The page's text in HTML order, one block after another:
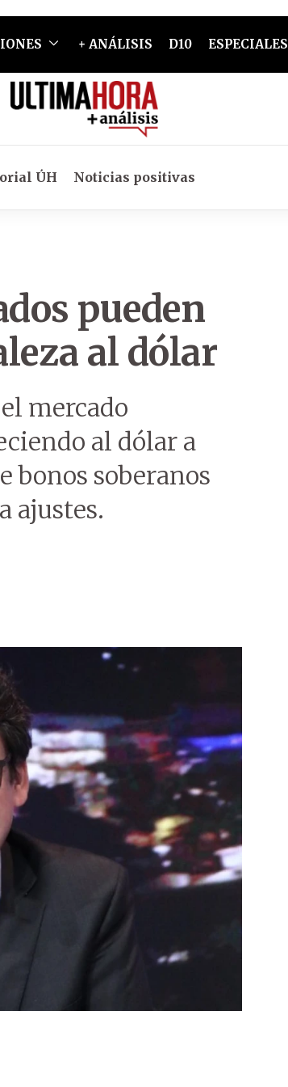
+ ANÁLISIS D10 ESPECIALES
ÚH Noticias positivas
pueden
al dólar
mercado
al dólar a
soberanos
ajustes.